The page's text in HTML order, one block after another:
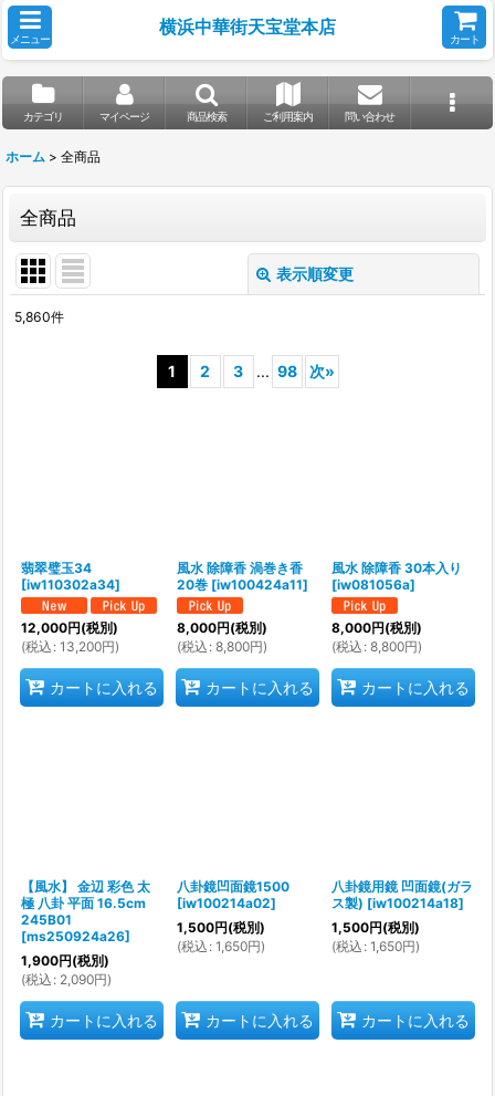
メニュー
横浜中華街天宝堂本店
カート
カテゴリ マイページ 商品検索 ご利用案内 問い合わせ
ホーム > 全商品
全商品
表示順変更
5,860件
1 2 3 ... 98 次»
翡翠璧玉34
[iw110302a34]
12,000円(税別)
(税込 : 13,200円)
カートに入れる
風水 除障香 渦巻き香
20巻 [iw100424a11]
8,000円(税別)
(税込 : 8,800円)
カートに入れる
風水 除障香 30本入り
[iw081056a]
8,000円(税別)
(税込 : 8,800円)
カートに入れる
【風水】 金辺 彩色 太
極 八卦 平面 16.5cm
245B01
[ms250924a26]
1,900円(税別)
(税込 : 2,090円)
カートに入れる
八卦鏡凹面鏡1500
[iw100214a02]
1,500円(税別)
(税込 : 1,650円)
カートに入れる
八卦鏡用鏡 凹面鏡(ガラ
ス製) [iw100214a18]
1,500円(税別)
(税込 : 1,650円)
カートに入れる